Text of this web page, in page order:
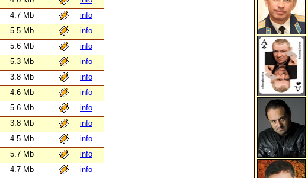
4.7 Mb
info
5.5 Mb
info
5.6 Mb
info
5.3 Mb
info
3.8 Mb
info
4.6 Mb
info
5.6 Mb
info
3.8 Mb
info
4.5 Mb
info
5.7 Mb
info
4.7 Mb
info